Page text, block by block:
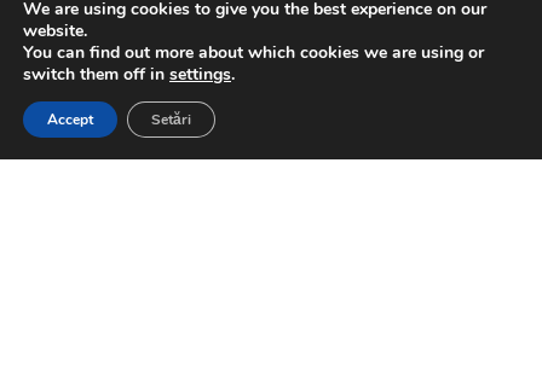
We are using cookies to give you the best experience on our
website.
You can find out more about which cookies we are using or
switch them off in settings.
Accept Setări